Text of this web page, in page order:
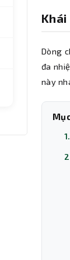
Khái
Dòng
đa
này